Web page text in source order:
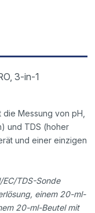
3-in-1
Messung von pH,
und TDS (hoher
und einer einzigen
TDS-Sonde
einem 20-ml-
20-ml-Beutel mit